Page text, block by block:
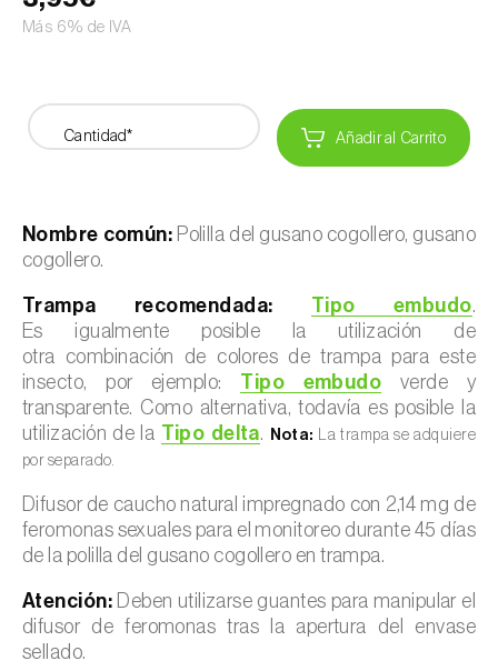
Más 6% de IVA
Cantidad* Añadir al Carrito
Nombre común: Polilla del gusano cogollero, gusano
cogollero.
Trampa recomendada: Tipo embudo.
Es igualmente posible la utilización de
otra combinación de colores de trampa para este
insecto, por ejemplo: Tipo embudo verde y
transparente. Como alternativa, todavía es posible la
utilización de la Tipo delta. Nota: La trampa se adquiere
por separado.
Difusor de caucho natural impregnado con 2,14 mg de
feromonas sexuales para el monitoreo durante 45 días
de la polilla del gusano cogollero en trampa.
Atención: Deben utilizarse guantes para manipular el
difusor de feromonas tras la apertura del envase
sellado.